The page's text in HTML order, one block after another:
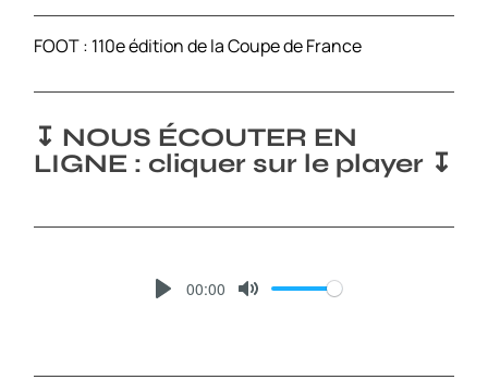
FOOT : 110e édition de la Coupe de France
↧ NOUS ÉCOUTER EN
LIGNE : cliquer sur le player ↧
A
00:00
T